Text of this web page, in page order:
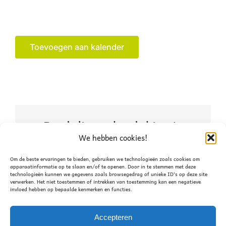
We hebben cookies!
Om de beste ervaringen te bieden, gebruiken we technologieën zoals cookies om
apparaatinformatie op te slaan en/of te openen. Door in te stemmen met deze
technologieën kunnen we gegevens zoals browsegedrag of unieke ID's op deze site
verwerken. Het niet toestemmen of intrekken van toestemming kan een negatieve
invloed hebben op bepaalde kenmerken en functies.
Accepteren
Toevoegen aan kalender
Deel dit verhaal, kies je
platform!
Facebook
X WhatsApp